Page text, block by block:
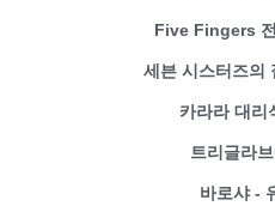
Five Fingers
세븐 시스터즈의
카라라 대리
트리글라
바로샤 -